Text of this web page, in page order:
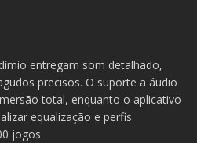
entregam som detalhado,
precisos. O suporte a áudio
total, enquanto o aplicativo
equalização e perfis
jogos.